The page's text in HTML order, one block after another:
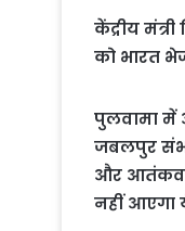
केंद्रीय
को भारत
पुलवामा में
जबलपुर
और
नहीं आएगा